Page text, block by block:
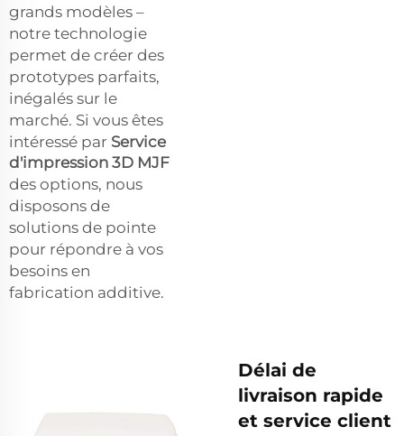
grands modèles –
notre technologie
permet de créer des
prototypes parfaits,
inégalés sur le
marché. Si vous êtes
intéressé par Service
d'impression 3D MJF
des options, nous
disposons de
solutions de pointe
pour répondre à vos
besoins en
fabrication additive.
Délai de
livraison rapide
et service client